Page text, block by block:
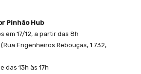
Pinhão Hub
em 17/12, a partir das 8h
Engenheiros Rebouças, 1.732,
das 13h às 17h